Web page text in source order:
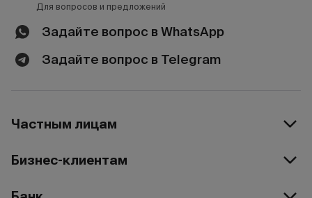
Для вопросов и предложений
Задайте вопрос в WhatsApp
Задайте вопрос в Telegram
Частным лицам
Бизнес-клиентам